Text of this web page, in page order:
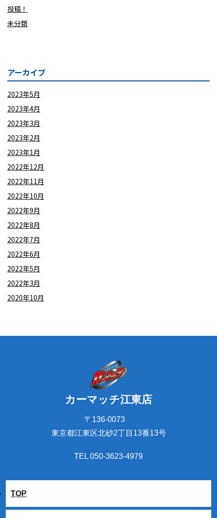
投稿！
未分類
アーカイブ
2023年5月
2023年4月
2023年3月
2023年2月
2023年1月
2022年12月
2022年11月
2022年10月
2022年9月
2022年8月
2022年7月
2022年6月
2022年5月
2022年3月
2020年10月
カーマッチ江東店
〒136-0073
東京都江東区北砂2丁目13番13号
TEL 050-3623-4979
TOP